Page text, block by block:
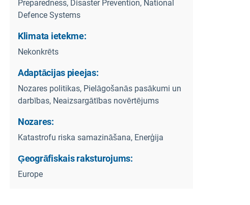
Preparedness, Disaster Prevention, National
Defence Systems
Klimata ietekme:
Nekonkrēts
Adaptācijas pieejas:
Nozares politikas, Pielāgošanās pasākumi un
darbības, Neaizsargātības novērtējums
Nozares:
Katastrofu riska samazināšana, Enerģija
Ģeogrāfiskais raksturojums:
Europe